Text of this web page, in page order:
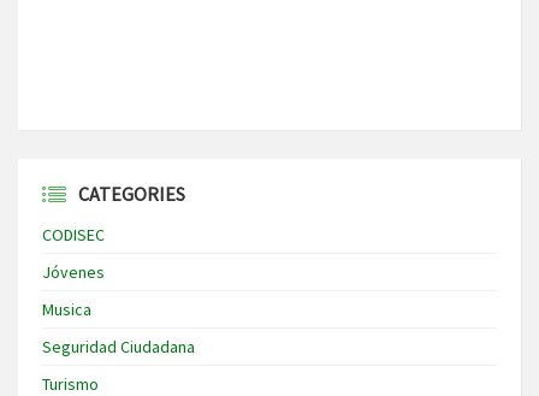
CATEGORIES
CODISEC
Jóvenes
Musica
Seguridad Ciudadana
Turismo